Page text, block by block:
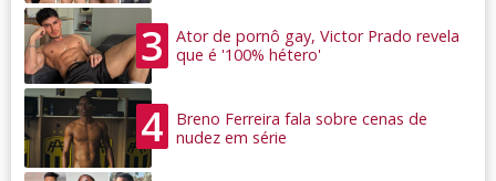
3
Ator de pornô gay, Victor Prado revela
que é '100% hétero'
4
Breno Ferreira fala sobre cenas de
nudez em série